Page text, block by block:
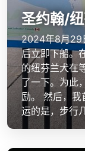
圣约翰/
2024年8月29
后立即下船。
的纽芬兰犬在
了一下。为此
励。 然后，我
运的是，步行